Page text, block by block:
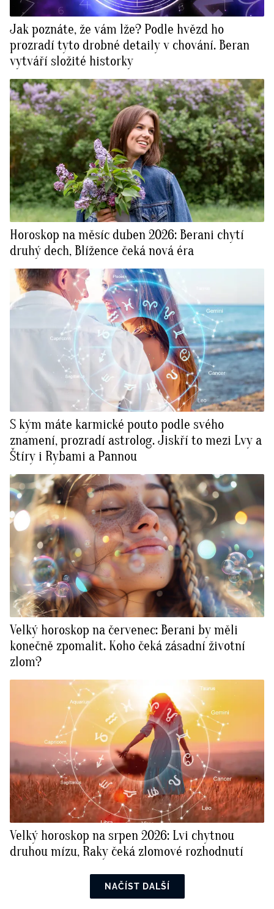
Jak poznáte, že vám lže? Podle hvězd ho
prozradí tyto drobné detaily v chování. Beran
vytváří složité historky
Horoskop na měsíc duben 2026: Berani chytí
druhý dech, Blížence čeká nová éra
S kým máte karmické pouto podle svého
znamení, prozradí astrolog. Jiskří to mezi Lvy a
Štíry i Rybami a Pannou
Velký horoskop na červenec: Berani by měli
konečně zpomalit. Koho čeká zásadní životní
zlom?
Velký horoskop na srpen 2026: Lvi chytnou
druhou mízu, Raky čeká zlomové rozhodnutí
NAČÍST DALŠÍ